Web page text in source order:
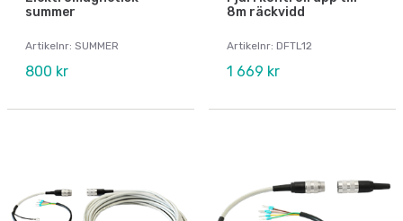
summer
Artikelnr: SUMMER
800 kr
8m räckvidd
Artikelnr: DFTL12
1 669 kr